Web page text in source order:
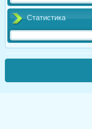
Статистика